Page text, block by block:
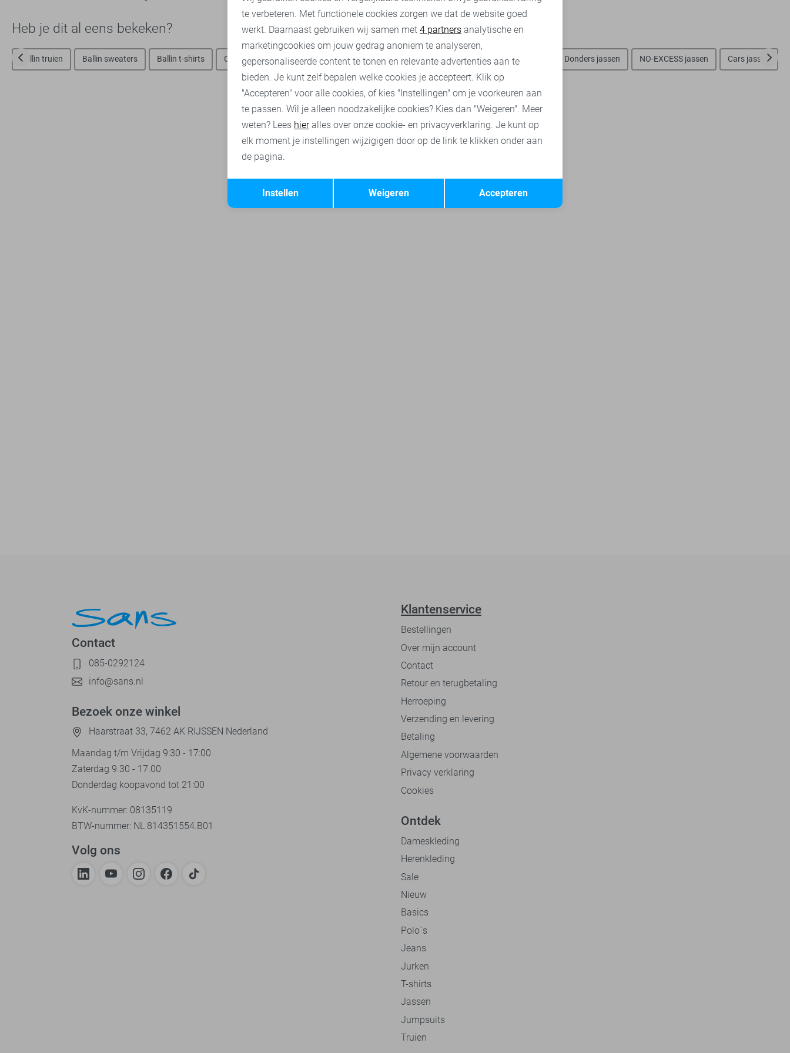
Heb je dit al eens bekeken?
Ballin truien Ballin sweaters Ballin t-shirts Cast Iron jassen Vanguard jassen Jack & Jones jassen PME legend jassen Donders jassen NO-EXCESS jassen Cars jassen
Contact
085-0292124
info@sans.nl
Bezoek onze winkel
Haarstraat 33, 7462 AK RIJSSEN Nederland
Maandag t/m Vrijdag 9:30 - 17:00
Zaterdag 9.30 - 17.00
Donderdag koopavond tot 21:00
KvK-nummer: 08135119
BTW-nummer: NL 814351554.B01
Volg ons
Klantenservice
Bestellingen
Over mijn account
Contact
Retour en terugbetaling
Herroeping
Verzending en levering
Betaling
Algemene voorwaarden
Privacy verklaring
Cookies
Ontdek
Dameskleding
Herenkleding
Sale
Nieuw
Basics
Polo`s
Jeans
Jurken
T-shirts
Jassen
Jumpsuits
Truien
Analytische cookies Marketing cookies
Terug Opslaan
te verbeteren. Met functionele cookies zorgen we dat de website goed
werkt. Daarnaast gebruiken wij samen met 4 partners analytische en
marketingcookies om jouw gedrag anoniem te analyseren,
gepersonaliseerde content te tonen en relevante advertenties aan te
bieden. Je kunt zelf bepalen welke cookies je accepteert. Klik op
"Accepteren" voor alle cookies, of kies "Instellingen" om je voorkeuren aan
te passen. Wil je alleen noodzakelijke cookies? Kies dan "Weigeren". Meer
weten? Lees hieralles over onze cookie- en privacyverklaring. Je kunt op
elk moment je instellingen wijzigigen door op de link te klikken onder aan
de pagina.
Accepteren
Weigeren
Instellen